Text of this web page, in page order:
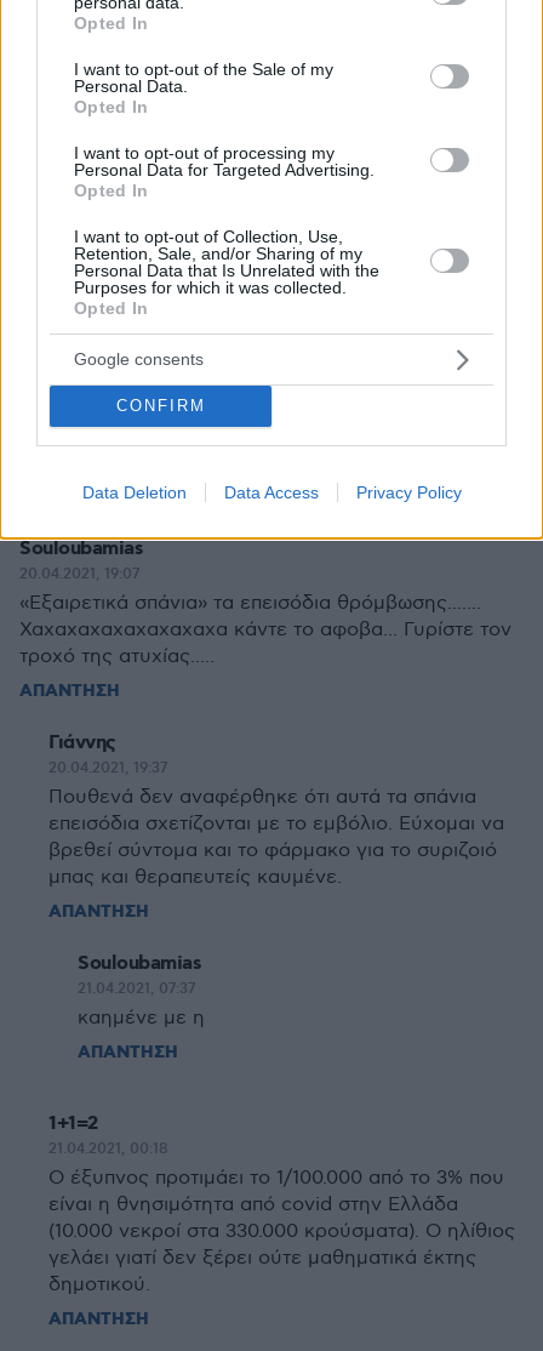
grant or deny consent to Google and its third-party tags to
use your data for below specified purposes in below Google
consent section.
Opted In
I want to opt-out of the Sale of my
Personal Data.
Opted In
I want to opt-out of processing my
Personal Data for Targeted Advertising.
Opted In
I want to opt-out of Collection, Use,
Retention, Sale, and/or Sharing of my
Personal Data that Is Unrelated with the
Purposes for which it was collected.
Opted In
Google consents
CONFIRM
Data Deletion Data Access Privacy Policy
Εμβόλιο Johnson & Johnson: Πώς το «στοπ» στις ΗΠΑ
αλλάζει το πρόγραμμα εμβολιασμών στην Ελλάδα
ΣΧΟΛΙΑ(17)
ΠΡΟΣΘΗΚΗ ΣΧΟΛΙΟΥ
Ο γιος του Πέτρου
20.04.2021, 23:56
κι αν σου κάτσει
Souloubamias
20.04.2021, 19:07
«Εξαιρετικά σπάνια» τα επεισόδια θρόμβωσης.......
Χαχαχαχαχαχαχαχαχα κάντε το αφοβα... Γυρίστε τον
τροχό της ατυχίας.....
ΑΠΑΝΤΗΣΗ
Γιάννης
20.04.2021, 19:37
Πουθενά δεν αναφέρθηκε ότι αυτά τα σπάνια
επεισόδια σχετίζονται με το εμβόλιο. Εύχομαι να
βρεθεί σύντομα και το φάρμακο για το συριζοιό
μπας και θεραπευτείς καυμένε.
ΑΠΑΝΤΗΣΗ
Souloubamias
21.04.2021, 07:37
καημένε με η
ΑΠΑΝΤΗΣΗ
1+1=2
21.04.2021, 00:18
Ο έξυπνος προτιμάει το 1/100.000 από το 3% που
είναι η θνησιμότητα από covid στην Ελλάδα
(10.000 νεκροί στα 330.000 κρούσματα). Ο ηλίθιος
γελάει γιατί δεν ξέρει ούτε μαθηματικά έκτης
δημοτικού.
ΑΠΑΝΤΗΣΗ